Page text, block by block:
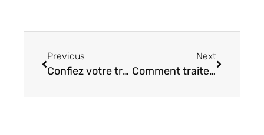
Previous
Confiez votre traduction audiovisuelle à une agence spécialisée
Next
Comment traiter ses documents intelligemment?